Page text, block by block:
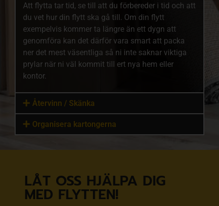
Att flytta tar tid, se till att du förbereder i tid och att
du vet hur din flytt ska gå till. Om din flytt
exempelvis kommer ta längre än ett dygn att
genomföra kan det därför vara smart att packa
ner det mest väsentliga så ni inte saknar viktiga
prylar när ni väl kommit till ert nya hem eller
kontor.
Återvinn / Skänka
Organisera kartongerna
LÅT OSS HJÄLPA DIG
MED FLYTTEN!